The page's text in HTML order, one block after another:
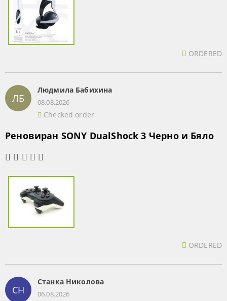
ORDERED
ЛБ
Людмила Бабихина
08.08.2026
Checked order
Реновиран SONY DualShock 3 Черно и Бяло
ORDERED
СН
Станка Николова
06.08.2026